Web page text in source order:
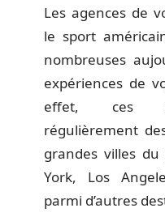
Les agences de
le sport
nombreuses
expériences de
effet, ces
régulièrement
grandes villes
York, Los
parmi d’autres